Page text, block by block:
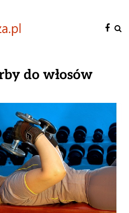
do włosów